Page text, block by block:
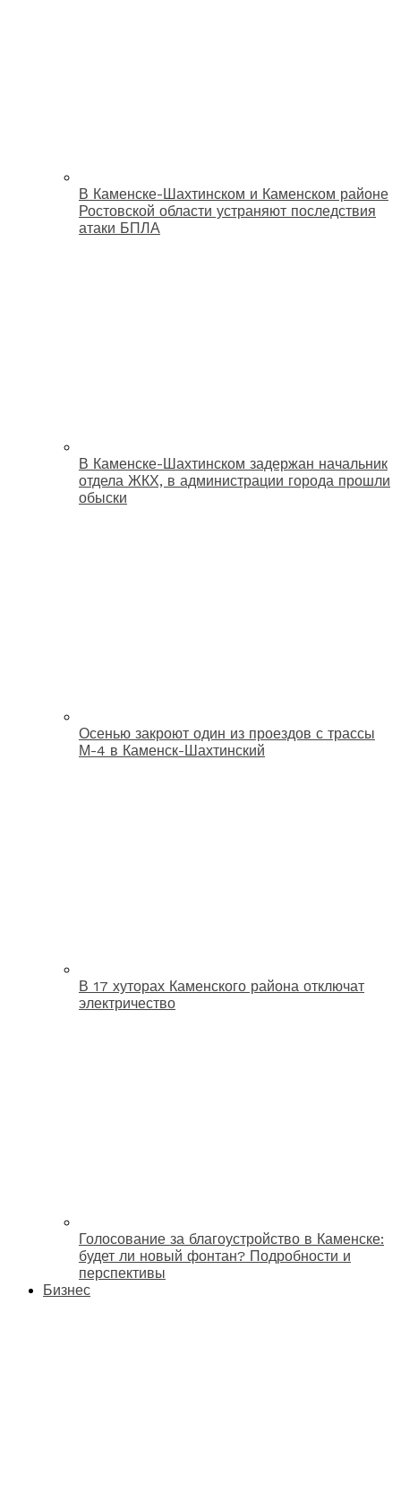
В Каменске-Шахтинском и Каменском районе
Ростовской области устраняют последствия
атаки БПЛА
В Каменске-Шахтинском задержан начальник
отдела ЖКХ, в администрации города прошли
обыски
Осенью закроют один из проездов с трассы
М-4 в Каменск-Шахтинский
В 17 хуторах Каменского района отключат
электричество
Голосование за благоустройство в Каменске:
будет ли новый фонтан? Подробности и
перспективы
Бизнес